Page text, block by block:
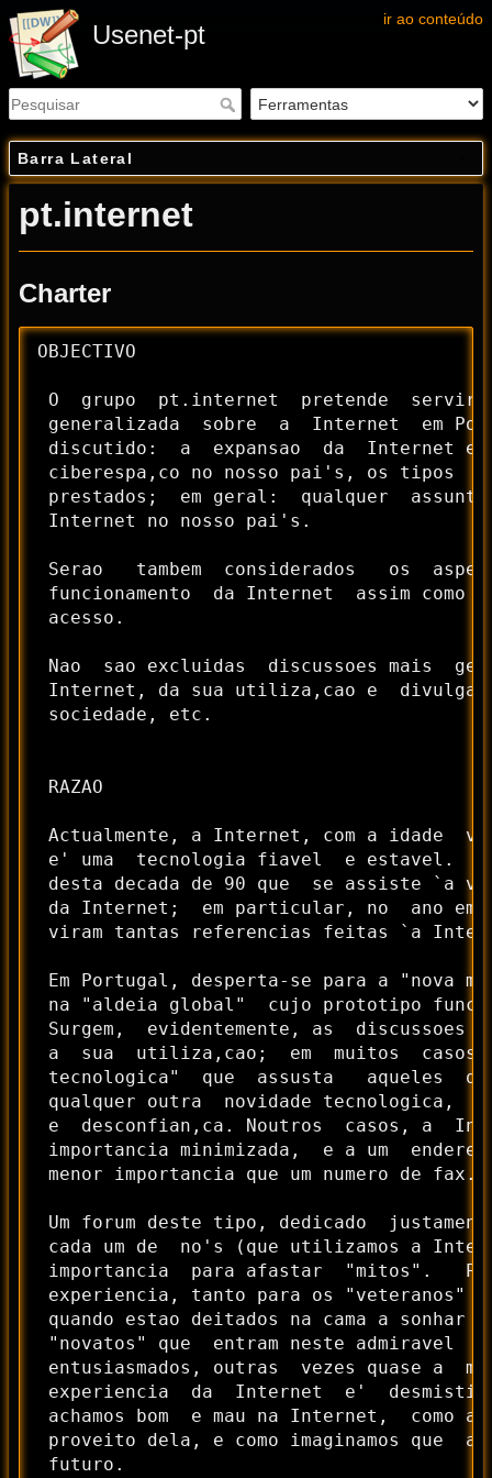
ir ao conteúdo
Usenet-pt
Barra Lateral
pt.internet
Charter
OBJECTIVO
O  grupo  pt.internet  pretende  servir
generalizada  sobre  a  Internet  em
discutido:  a  expansao  da  Internet
ciberespa,co no nosso pai's, os tipos
prestados;  em geral:  qualquer
Internet no nosso pai's.
Serao   tambem  considerados   os
funcionamento  da Internet  assim
acesso.
Nao  sao excluidas  discussoes mais
Internet, da sua utiliza,cao e
sociedade, etc.
RAZAO
Actualmente, a Internet, com a idade
e' uma  tecnologia fiavel  e estavel.
desta decada de 90 que  se assiste `a
da Internet;  em particular, no  ano em
viram tantas referencias feitas `a
Em Portugal, desperta-se para a "nova
na "aldeia global"  cujo prototipo
Surgem,  evidentemente, as  discussoes
a  sua  utiliza,cao;  em  muitos
tecnologica"  que  assusta   aqueles
qualquer outra  novidade tecnologica,
e  desconfian,ca. Noutros  casos, a
importancia minimizada,  e a um
menor importancia que um numero de
Um forum deste tipo, dedicado
cada um de  no's (que utilizamos a
importancia  para afastar  "mitos".
experiencia, tanto para os "veteranos"
quando estao deitados na cama a sonhar
"novatos" que  entram neste admiravel
entusiasmados, outras  vezes quase a
experiencia  da  Internet  e'
achamos bom  e mau na Internet,  como
proveito dela, e como imaginamos que
futuro.